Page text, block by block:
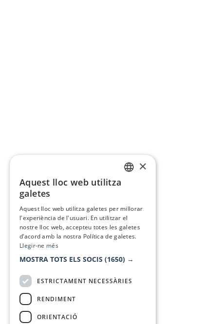
×
Aquest lloc web utilitza
galetes
Aquest lloc web utilitza galetes per millorar
l'experiència de l'usuari. En utilitzar el
nostre lloc web, accepteu totes les galetes
d’acord amb la nostra Política de galetes.
Llegir-ne més
MOSTRA TOTS ELS SOCIS (1650) →
ESTRICTAMENT NECESSÀRIES
RENDIMENT
ORIENTACIÓ